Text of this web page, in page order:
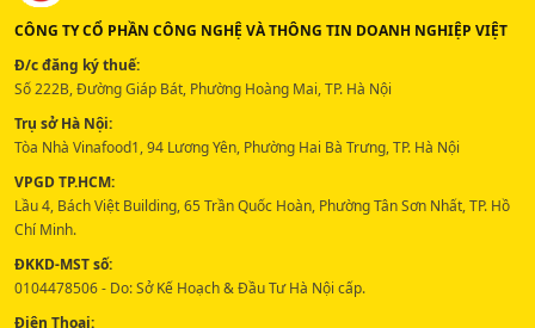
CÔNG TY CỔ PHẦN CÔNG NGHỆ VÀ THÔNG TIN DOANH NGHIỆP VIỆT
Đ/c đăng ký thuế:
Số 222B, Đường Giáp Bát, Phường Hoàng Mai, TP. Hà Nội
Trụ sở Hà Nội:
Tòa Nhà Vinafood1, 94 Lương Yên, Phường Hai Bà Trưng, TP. Hà Nội
VPGD TP.HCM:
Lầu 4, Bách Việt Building, 65 Trần Quốc Hoàn, Phường Tân Sơn Nhất, TP. Hồ
Chí Minh.
ĐKKD-MST số:
0104478506 - Do: Sở Kế Hoạch & Đầu Tư Hà Nội cấp.
Điện Thoại: